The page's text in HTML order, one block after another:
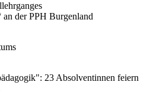
an der PPH Burgenland
23 Absolventinnen feiern